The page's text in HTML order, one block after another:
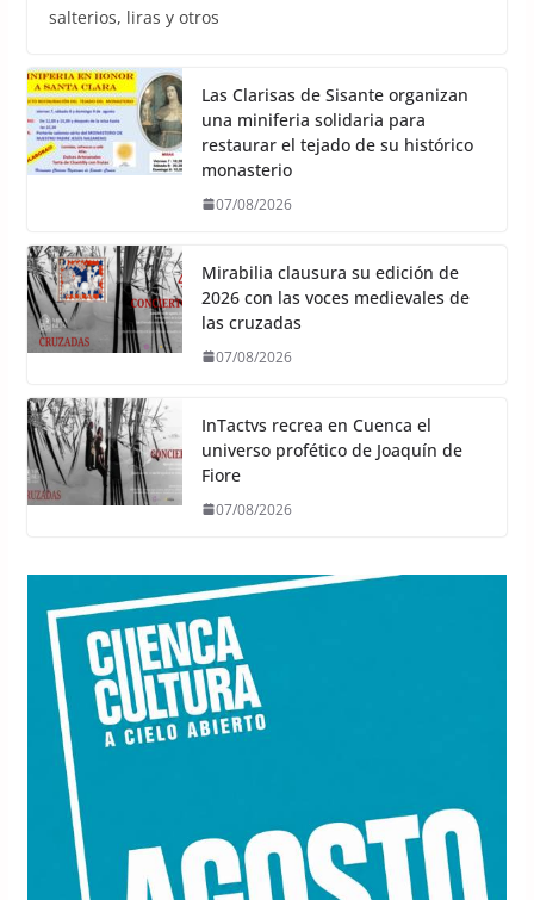
salterios, liras y otros
Las Clarisas de Sisante organizan
una miniferia solidaria para
restaurar el tejado de su histórico
monasterio
07/08/2026
Mirabilia clausura su edición de
2026 con las voces medievales de
las cruzadas
07/08/2026
InTactvs recrea en Cuenca el
universo profético de Joaquín de
Fiore
07/08/2026